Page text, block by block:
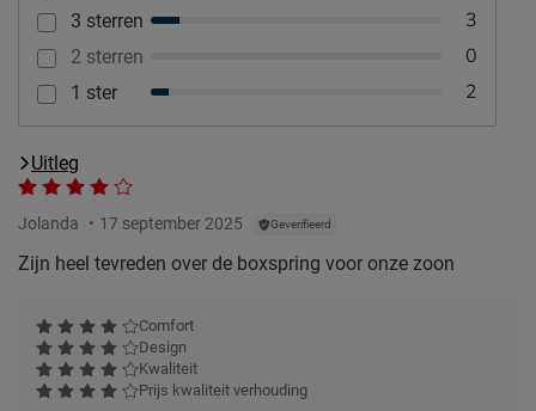
3 sterren 3
2 sterren 0
1 ster 2
Uitleg
Jolanda 17 september 2025 Geverifieerd
Zijn heel tevreden over de boxspring voor onze zoon
Comfort
Design
Kwaliteit
Prijs kwaliteit verhouding